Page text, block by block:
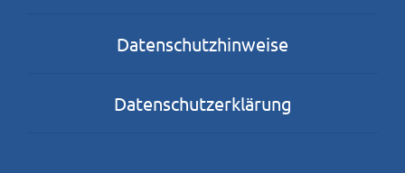
Datenschutzhinweise
Datenschutzerklärung